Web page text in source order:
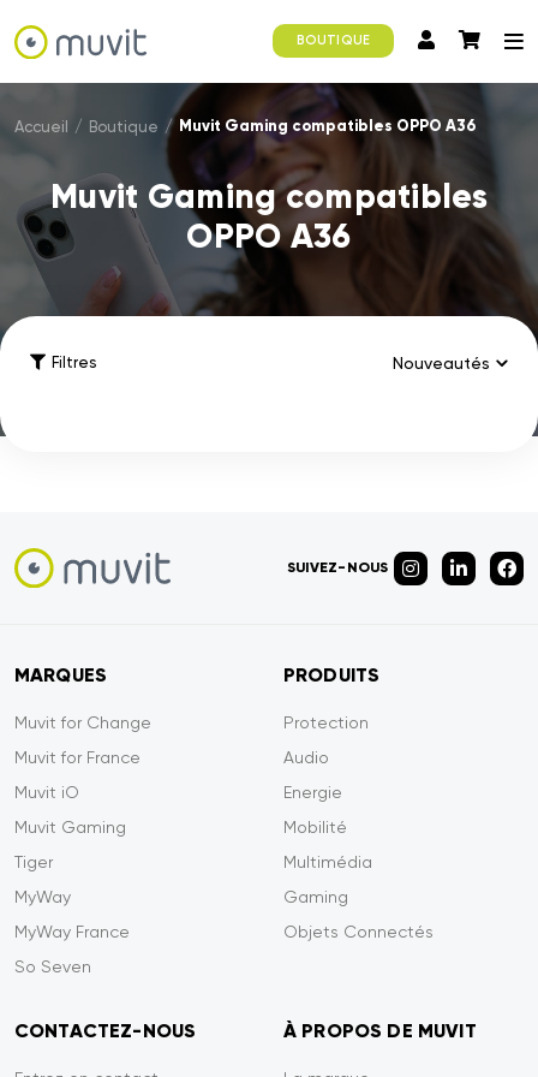
BOUTIQUE
Accueil / Boutique / Muvit Gaming compatibles OPPO A36
Muvit Gaming compatibles
OPPO A36
Filtres
SUIVEZ-NOUS
MARQUES
Muvit for Change
Muvit for France
Muvit iO
Muvit Gaming
Tiger
MyWay
MyWay France
So Seven
PRODUITS
Protection
Audio
Energie
Mobilité
Multimédia
Gaming
Objets Connectés
CONTACTEZ-NOUS À PROPOS DE MUVIT